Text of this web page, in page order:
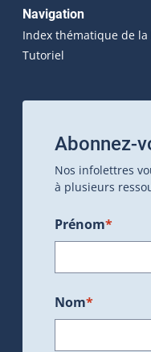
Navigation
Index thématique de la
Tutoriel
Abonnez-
Nos infolettres
à plusieurs
Prénom*
Nom*